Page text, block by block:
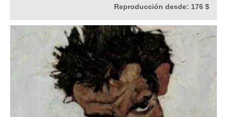
Reproducción desde: 176 $